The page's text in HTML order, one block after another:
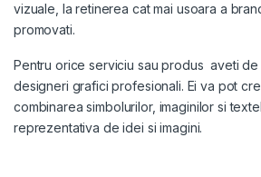
vizuale, la retinerea cat mai usoara a
promovati.
Pentru orice serviciu sau produs aveti
designeri grafici profesionali. Ei va pot
combinarea simbolurilor, imaginilor si
reprezentativa de idei si imagini.